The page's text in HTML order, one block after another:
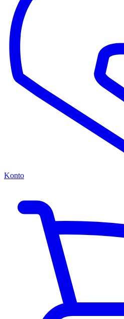
Konto